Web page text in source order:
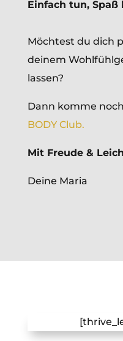
Einfach tun,
Möchtest du dich
deinem
lassen?
Dann komme
BODY Club.
Mit Freude &
Deine Maria